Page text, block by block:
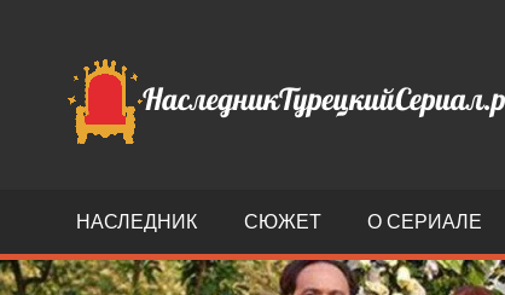
содержимому
Фан-
сайт
турецкого
сериала
(2025)
НАСЛЕДНИК СЮЖЕТ О СЕРИАЛЕ